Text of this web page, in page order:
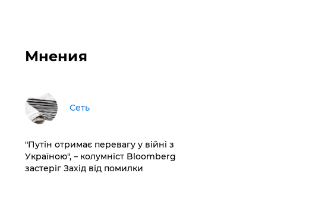
Мнения
Сеть
"Путін отримає перевагу у війні з
Україною", – колумніст Bloomberg
застеріг Захід від помилки